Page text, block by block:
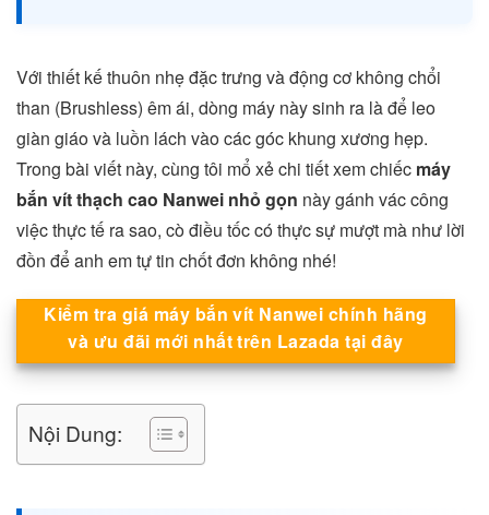
Với thiết kế thuôn nhẹ đặc trưng và động cơ không chổi
than (Brushless) êm ái, dòng máy này sinh ra là để leo
giàn giáo và luồn lách vào các góc khung xương hẹp.
Trong bài viết này, cùng tôi mổ xẻ chi tiết xem chiếc máy
bắn vít thạch cao Nanwei nhỏ gọn này gánh vác công
việc thực tế ra sao, cò điều tốc có thực sự mượt mà như lời
đồn để anh em tự tin chốt đơn không nhé!
Kiểm tra giá máy bắn vít Nanwei chính hãng
và ưu đãi mới nhất trên Lazada tại đây
Nội Dung: